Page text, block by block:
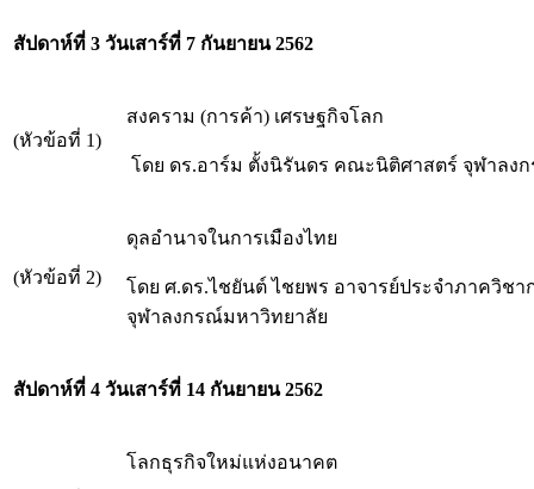
สัปดาห์ที่ 3 วันเสาร์ที่ 7 กันยายน2562
(หัวข้อที่ 1)
สงคราม (การค้า) เศรษฐกิจโลก
โดย ดร.อาร์ม ตั้งนิรันดร คณะนิติศาสตร์ จุฬาลง
(หัวข้อที่ 2)
ดุลอำนาจในการเมืองไทย
โดย ศ.ดร.ไชยันต์ ไชยพร อาจารย์ประจำภาควิช
จุฬาลงกรณ์มหาวิทยาลัย
สัปดาห์ที่ 4 วันเสาร์ที่ 14 กันยายน2562
โลกธุรกิจใหม่แห่งอนาคต